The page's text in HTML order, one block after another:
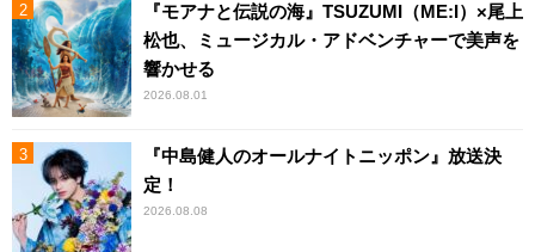
『モアナと伝説の海』TSUZUMI（ME:I）×尾上
松也、ミュージカル・アドベンチャーで美声を
響かせる
2026.08.01
『中島健人のオールナイトニッポン』放送決
定！
2026.08.08